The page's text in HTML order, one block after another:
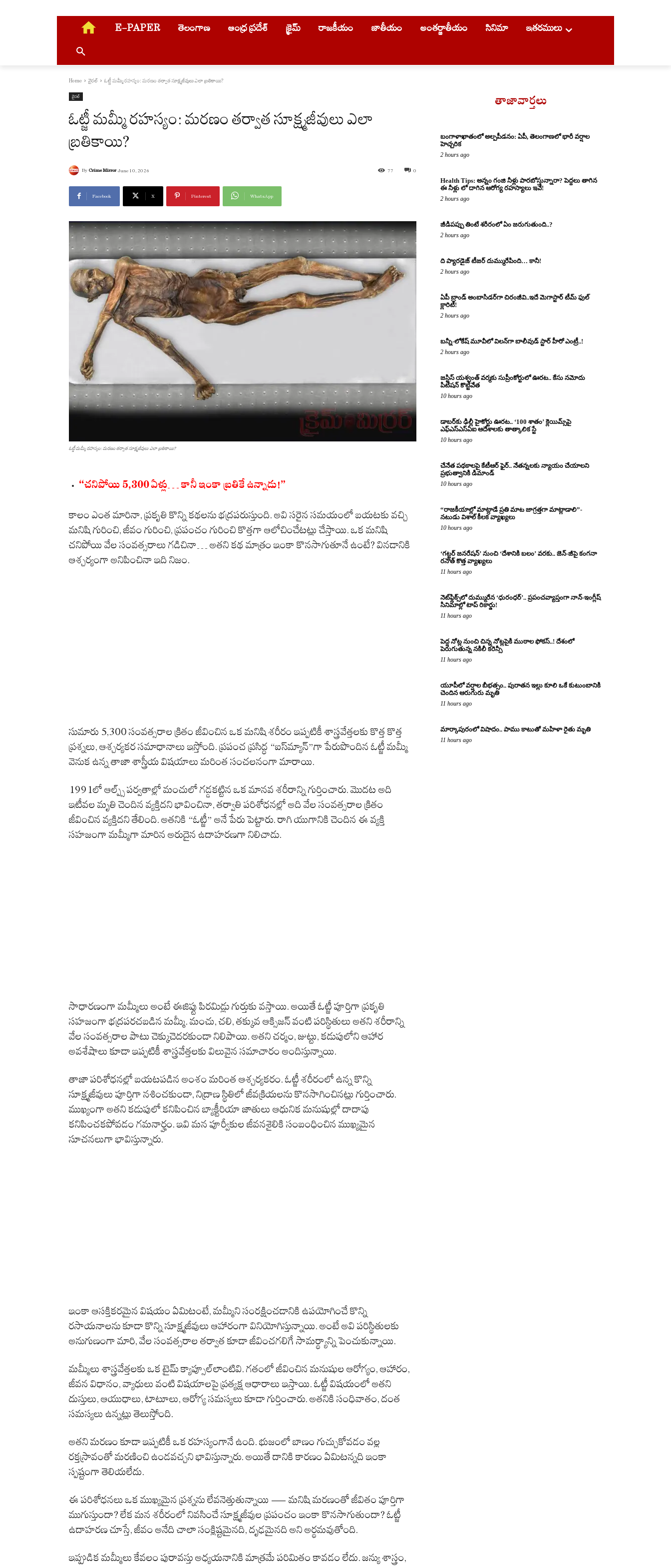
E-PAPER తెలంగాణ ఆంధ్ర ప్రదేశ్ క్రైమ్ రాజకీయం జాతీయం అంతర్జాతీయం సినిమా ఇతరములు
Home వైరల్ ఓట్జీ మమ్మీ రహస్యం: మరణం తర్వాత సూక్ష్మజీవులు ఎలా బ్రతికాయి?
వైరల్
ఓట్జీ మమ్మీ రహస్యం: మరణం తర్వాత సూక్ష్మజీవులు ఎలా
బ్రతికాయి?
By Crime Mirror June 10, 2026 0
77
Facebook X Pinterest WhatsApp
ఓట్జీ మమ్మీ రహస్యం: మరణం తర్వాత సూక్ష్మజీవులు ఎలా బ్రతికాయి?
“చనిపోయి 5,300 ఏళ్లు… కానీ ఇంకా బ్రతికే ఉన్నాడు!”
కాలం ఎంత మారినా, ప్రకృతి కొన్ని కథలను భద్రపరుస్తుంది. అవి సరైన సమయంలో బయటకు వచ్చి
మనిషి గురించి, జీవం గురించి, ప్రపంచం గురించి కొత్తగా ఆలోచించేటట్లు చేస్తాయి. ఒక మనిషి
చనిపోయి వేల సంవత్సరాలు గడిచినా… అతని కథ మాత్రం ఇంకా కొనసాగుతూనే ఉంటే? వినడానికి
ఆశ్చర్యంగా అనిపించినా ఇది నిజం.
సుమారు 5,300 సంవత్సరాల క్రితం జీవించిన ఒక మనిషి శరీరం ఇప్పటికీ శాస్త్రవేత్తలకు కొత్త కొత్త
ప్రశ్నలు, ఆశ్చర్యకర సమాధానాలు ఇస్తోంది. ప్రపంచ ప్రసిద్ధ “ఐస్‌మ్యాన్”గా పేరుపొందిన ఓట్జీ మమ్మీ
వెనుక ఉన్న తాజా శాస్త్రీయ విషయాలు మరింత సంచలనంగా మారాయి.
1991లో ఆల్ప్స్ పర్వతాల్లో మంచులో గడ్డకట్టిన ఒక మానవ శరీరాన్ని గుర్తించారు. మొదట అది
ఇటీవల మృతి చెందిన వ్యక్తిదని భావించినా, తర్వాతి పరిశోధనల్లో అది వేల సంవత్సరాల క్రితం
జీవించిన వ్యక్తిదని తేలింది. అతనికి “ఓట్జీ” అనే పేరు పెట్టారు. రాగి యుగానికి చెందిన ఈ వ్యక్తి
సహజంగా మమ్మీగా మారిన అరుదైన ఉదాహరణగా నిలిచాడు.
సాధారణంగా మమ్మీలు అంటే ఈజిప్టు పిరమిడ్లు గుర్తుకు వస్తాయి. అయితే ఓట్జీ పూర్తిగా ప్రకృతి
సహజంగా భద్రపరచబడిన మమ్మీ. మంచు, చలి, తక్కువ ఆక్సిజన్ వంటి పరిస్థితులు అతని శరీరాన్ని
వేల సంవత్సరాల పాటు చెక్కుచెదరకుండా నిలిపాయి. అతని చర్మం, జుట్టు, కడుపులోని ఆహార
అవశేషాలు కూడా ఇప్పటికీ శాస్త్రవేత్తలకు విలువైన సమాచారం అందిస్తున్నాయి.
తాజా పరిశోధనల్లో బయటపడిన అంశం మరింత ఆశ్చర్యకరం. ఓట్జీ శరీరంలో ఉన్న కొన్ని
సూక్ష్మజీవులు పూర్తిగా నశించకుండా, నిద్రాణ స్థితిలో జీవక్రియలను కొనసాగించినట్లు గుర్తించారు.
ముఖ్యంగా అతని కడుపులో కనిపించిన బ్యాక్టీరియా జాతులు ఆధునిక మనుషుల్లో దాదాపు
కనిపించకపోవడం గమనార్హం. ఇవి మన పూర్వీకుల జీవనశైలికి సంబంధించిన ముఖ్యమైన
సూచనలుగా భావిస్తున్నారు.
ఇంకా ఆసక్తికరమైన విషయం ఏమిటంటే, మమ్మీని సంరక్షించడానికి ఉపయోగించే కొన్ని
రసాయనాలను కూడా కొన్ని సూక్ష్మజీవులు ఆహారంగా వినియోగిస్తున్నాయి. అంటే అవి పరిస్థితులకు
అనుగుణంగా మారి, వేల సంవత్సరాల తర్వాత కూడా జీవించగలిగే సామర్థ్యాన్ని పెంచుకున్నాయి.
మమ్మీలు శాస్త్రవేత్తలకు ఒక టైమ్ క్యాప్సూల్‌లాంటివి. గతంలో జీవించిన మనుషుల ఆరోగ్యం, ఆహారం,
జీవన విధానం, వ్యాధులు వంటి విషయాలపై ప్రత్యక్ష ఆధారాలు ఇస్తాయి. ఓట్జీ విషయంలో అతని
దుస్తులు, ఆయుధాలు, టాటూలు, ఆరోగ్య సమస్యలు కూడా గుర్తించారు. అతనికి సంధివాతం, దంత
సమస్యలు ఉన్నట్లు తెలుస్తోంది.
అతని మరణం కూడా ఇప్పటికీ ఒక రహస్యంగానే ఉంది. భుజంలో బాణం గుచ్చుకోవడం వల్ల
రక్తస్రావంతో మరణించి ఉండవచ్చని భావిస్తున్నారు. అయితే దానికి కారణం ఏమిటన్నది ఇంకా
స్పష్టంగా తెలియలేదు.
ఈ పరిశోధనలు ఒక ముఖ్యమైన ప్రశ్నను లేవనెత్తుతున్నాయి — మనిషి మరణంతో జీవితం పూర్తిగా
ముగుస్తుందా? లేక మన శరీరంలో నివసించే సూక్ష్మజీవుల ప్రపంచం ఇంకా కొనసాగుతుందా? ఓట్జీ
ఉదాహరణ చూస్తే, జీవం అనేది చాలా సంక్లిష్టమైనది, దృఢమైనది అని అర్థమవుతోంది.
ఇప్పుడిక మమ్మీలు కేవలం పురావస్తు అధ్యయనానికి మాత్రమే పరిమితం కావడం లేదు. జన్యు శాస్త్రం,
తాజావార్తలు
బంగాళాఖాతంలో అల్పపీడనం: ఏపీ, తెలంగాణలో భారీ వర్షాల
హెచ్చరిక
2 hours ago
Health Tips: అన్నం గంజి నీళ్లు పారబోస్తున్నారా? పెద్దలు తాగిన
ఈ నీళ్లు లో దాగిన ఆరోగ్య రహస్యాలు ఇవే!
2 hours ago
జీడిపప్పు తింటే శరీరంలో ఏం జరుగుతుంది..?
2 hours ago
ది ప్యారడైజ్ టీజర్ దుమ్మురేపింది… కానీ!
2 hours ago
ఏపీ బ్రాండ్ అంబాసిడర్‌గా చిరంజీవి..ఇదే మెగాస్టార్ టీమ్ ఫుల్
క్లారిటీ!
2 hours ago
బన్నీ-లోకేష్ మూవీలో విలన్‌గా బాలీవుడ్ స్టార్ హీరో ఎంట్రీ..!
2 hours ago
జస్టిస్ యశ్వంత్ వర్మకు సుప్రీంకోర్టులో ఊరట.. కేసు నమోదు
పిటిషన్ కొట్టివేత
10 hours ago
డాబర్‌కు ఢిల్లీ హైకోర్టు ఊరట.. ‘100 శాతం’ క్లెయిమ్స్‌పై
ఎఫ్‌ఎస్‌ఎస్‌ఏఐ ఆదేశాలకు తాత్కాలిక స్టే
10 hours ago
చేనేత పథకాలపై కేటీఆర్ ఫైర్.. నేతన్నలకు న్యాయం చేయాలని
ప్రభుత్వానికి డిమాండ్
10 hours ago
“రాజకీయాల్లో మాట్లాడే ప్రతి మాట జాగ్రత్తగా మాట్లాడాలి”-
నటుడు విశాల్ కీలక వ్యాఖ్యలు
10 hours ago
‘గట్టర్ జనరేషన్’ నుంచి ‘దేశానికి బలం’ వరకు.. జెన్-జీపై కంగనా
రనౌత్ కొత్త వ్యాఖ్యలు
11 hours ago
నెట్‌ఫ్లిక్స్‌లో దుమ్మురేన ‘ధురంధర్’.. ప్రపంచవ్యాప్తంగా నాన్-ఇంగ్లీష్
సినిమాల్లో టాప్ రికార్డు!
11 hours ago
పెద్ద నోట్ల నుంచి చిన్న నోట్లపైకి ముఠాల ఫోకస్..! దేశంలో
పెరుగుతున్న నకిలీ కరెన్సీ
11 hours ago
యూపీలో వర్షాల బీభత్సం.. పురాతన ఇల్లు కూలి ఒకే కుటుంబానికి
చెందిన ఆరుగురు మృతి
11 hours ago
మార్కాపురంలో విషాదం.. పాము కాటుతో మహిళా రైతు మృతి
11 hours ago